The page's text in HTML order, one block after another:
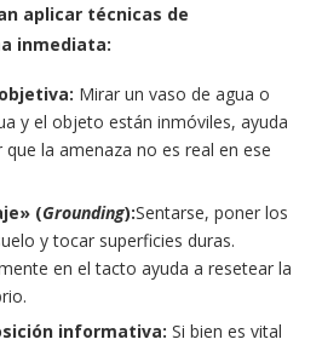
aplicar técnicas de
inmediata:
Mirar un vaso de agua o
y el objeto están inmóviles, ayuda
la amenaza no es real en ese
(Grounding):Sentarse, poner los
y tocar superficies duras.
en el tacto ayuda a resetear la
informativa: Si bien es vital